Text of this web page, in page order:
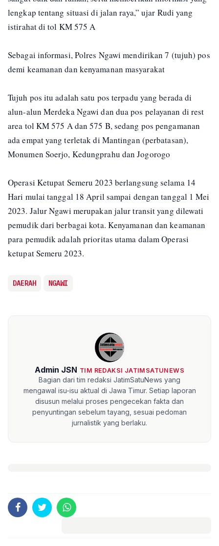
lengkap tentang situasi di jalan raya,” ujar Rudi yang
istirahat di tol KM 575 A
Sebagai informasi, Polres Ngawi mendirikan 7 (tujuh) pos
demi keamanan dan kenyamanan masyarakat
Tujuh pos itu adalah satu pos terpadu yang berada di
alun-alun Merdeka Ngawi dan dua pos pelayanan di rest
area tol KM 575 A dan 575 B, sedang pos pengamanan
ada empat yang terletak di Mantingan (perbatasan),
Monumen Soerjo, Kedungprahu dan Jogorogo
Operasi Ketupat Semeru 2023 berlangsung selama 14
Hari mulai tanggal 18 April sampai dengan tanggal 1 Mei
2023. Jalur Ngawi merupakan jalur transit yang dilewati
pemudik dari berbagai kota. Kenyamanan dan keamanan
para pemudik adalah prioritas utama dalam Operasi
ketupat Semeru 2023.
DAERAH NGAWI
Admin JSN TIM REDAKSI JATIMSATUNEWS
Bagian dari tim redaksi JatimSatuNews yang
mengawal isu-isu aktual di Jawa Timur. Setiap laporan
disusun melalui proses pengecekan fakta dan
penyuntingan sebelum tayang, sesuai pedoman
jurnalistik yang berlaku.